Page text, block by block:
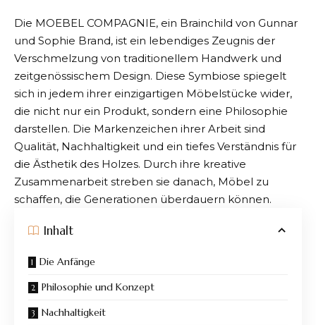
Die MOEBEL COMPAGNIE, ein Brainchild von Gunnar
und Sophie Brand, ist ein lebendiges Zeugnis der
Verschmelzung von traditionellem Handwerk und
zeitgenössischem Design. Diese Symbiose spiegelt
sich in jedem ihrer einzigartigen Möbelstücke wider,
die nicht nur ein Produkt, sondern eine Philosophie
darstellen. Die Markenzeichen ihrer Arbeit sind
Qualität, Nachhaltigkeit und ein tiefes Verständnis für
die Ästhetik des Holzes. Durch ihre kreative
Zusammenarbeit streben sie danach, Möbel zu
schaffen, die Generationen überdauern können.
Inhalt
Die Anfänge
Philosophie und Konzept
Nachhaltigkeit